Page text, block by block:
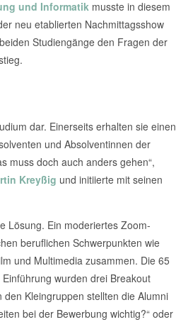
und Informatik musste in diesem
neu etablierten Nachmittagsshow
Studiengänge den Fragen der
dar. Einerseits erhalten sie einen
und Absolventinnen der
muss doch auch anders gehen“,
Kreyßig und initiierte mit seinen
Lösung. Ein moderiertes Zoom-
beruflichen Schwerpunkten wie
und Multimedia zusammen. Die 65
wurden drei Breakout
Kleingruppen stellten die Alumni
bei der Bewerbung wichtig?“ oder